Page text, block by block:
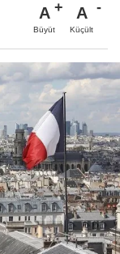
A
Büyüt
A
Küçült